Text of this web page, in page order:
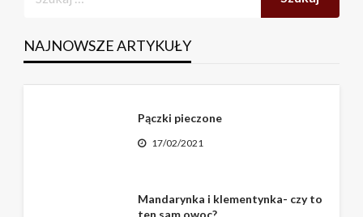
NAJNOWSZE ARTYKUŁY
Pączki pieczone
17/02/2021
Mandarynka i klementynka- czy to